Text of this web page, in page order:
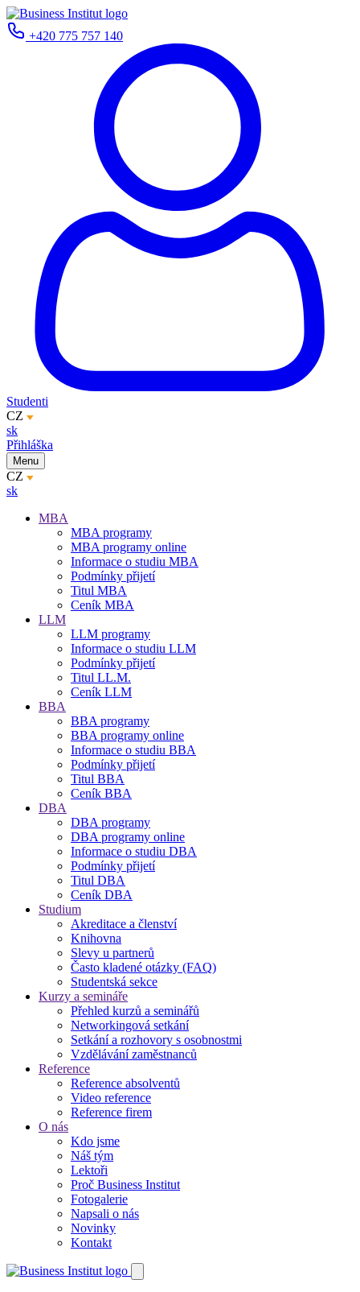
+420 775 757 140
Studenti
CZ
sk
Přihláška
Menu
CZ
sk
MBA
MBA programy
MBA programy online
Informace o studiu MBA
Podmínky přijetí
Titul MBA
Ceník MBA
LLM
LLM programy
Informace o studiu LLM
Podmínky přijetí
Titul LL.M.
Ceník LLM
BBA
BBA programy
BBA programy online
Informace o studiu BBA
Podmínky přijetí
Titul BBA
Ceník BBA
DBA
DBA programy
DBA programy online
Informace o studiu DBA
Podmínky přijetí
Titul DBA
Ceník DBA
Studium
Akreditace a členství
Knihovna
Slevy u partnerů
Často kladené otázky (FAQ)
Studentská sekce
Kurzy a semináře
Přehled kurzů a seminářů
Networkingová setkání
Setkání a rozhovory s osobnostmi
Vzdělávání zaměstnanců
Reference
Reference absolventů
Video reference
Reference firem
O nás
Kdo jsme
Náš tým
Lektoři
Proč Business Institut
Fotogalerie
Napsali o nás
Novinky
Kontakt